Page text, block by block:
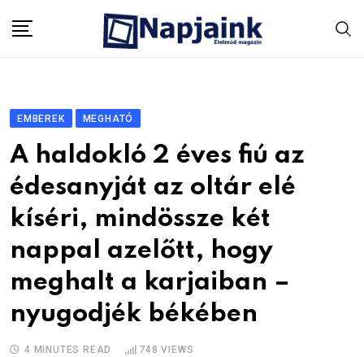
EMBEREK MEGHATÓ
A haldokló 2 éves fiú az
édesanyját az oltár elé
kíséri, mindössze két
nappal azelőtt, hogy
meghalt a karjaiban –
nyugodjék békében
4 MINUTES READ 748 VIEWS